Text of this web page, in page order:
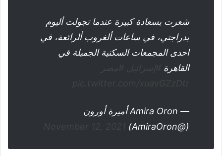
شعرت بسعادة كبيرة عندما تجولت أليوم
بدراجتي، في ساعات ألغروب ألرائعة، في
احدى المجمعات السكنية الجميلة في
القاهرة #إسرائيل #مصر
pic.twitter.com/xuavGZzDtr
— Amira Oron أميرة أورون
(@AmiraOron)
November 12, 2021